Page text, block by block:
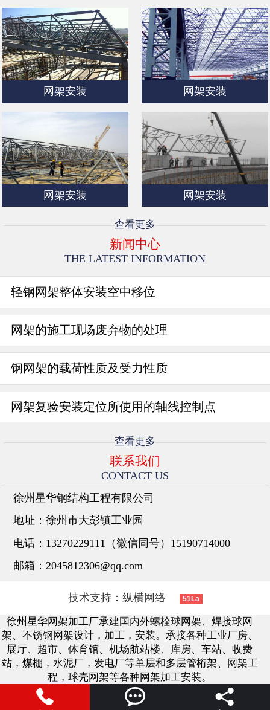
网架安装 网架安装
网架安装 网架安装
查看更多
新闻中心
THE LATEST INFORMATION
轻钢网架整体安装空中移位
网架的施工现场废弃物的处理
钢网架的载荷性质及受力性质
网架复验安装定位所使用的轴线控制点
查看更多
联系我们
CONTACT US
徐州星华钢结构工程有限公司
地址：徐州市大彭镇工业园
电话： 13270229111（微信同号）15190714000
邮箱：2045812306@qq.com
技术支持： 纵横网络 51La
徐州星华网架加工厂承建国内外螺栓球网架、焊接球网
架、不锈钢网架设计，加工，安装。承接各种工业厂房、
展厅、超市、体育馆、机场航站楼、库房、车站、收费
站，煤棚，水泥厂，发电厂等单层和多层管桁架、网架工
程，球壳网架等各种网架加工安装。
  